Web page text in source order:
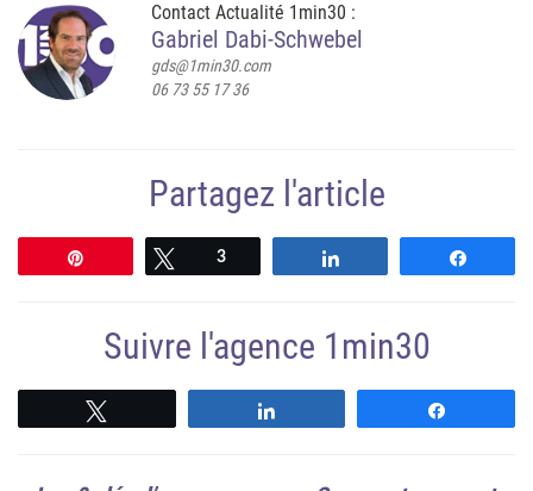
Contact Actualité 1min30 :
Gabriel Dabi-Schwebel
gds@1min30.com
06 73 55 17 36
Partagez l'article
Tweetez
3
Suivre l'agence 1min30